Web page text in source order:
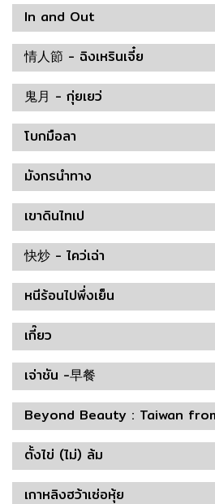
In and Out
情人節 - ฉิงเหรินเจี๋ย
鬼月 - กุ่ยเยว่
โบกมือลา
มังกรนำทาง
เขาดินไทเป
快炒 - ไคว่เฉ่า
หนีร้อนไปพึ่งเย็น
เกี๊ยว
เจ่าชัน -早餐
Beyond Beauty : Taiwan
ตั้งไข่ (ไม่) ล้ม
เกาหลิงฮว้าเซ่อหุ้ย